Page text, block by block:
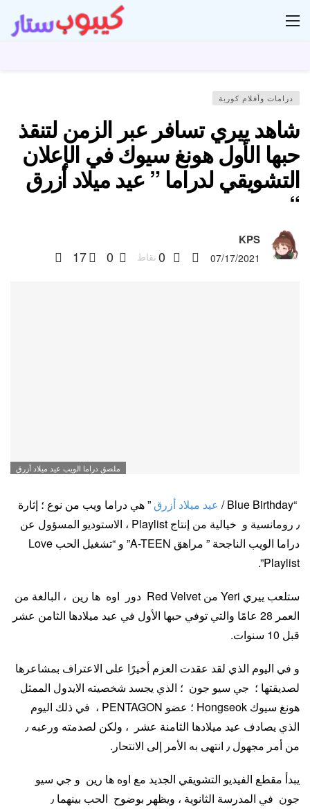
درامات وأفلام كورية
شاهد ييري تسافر عبر الزمن لتنقذ
حبها الأول هونغ سيوك في الإعلان
التشويقي لدراما ” عيد ميلاد أزرق
“
KPS
07/17/2021
0 نقاط 0
17
ملصق دراما الويب عيد ميلاد أزرق
“Blue Birthday / عيد ميلاد أزرق” هي دراما ويب من نوع ؛ إثارة
٫ رومانسية و خيالية من إنتاج Playlist ، الاستوديو المسؤول عن
دراما الويب الناجحة ” مراهق A-TEEN” و “تشغيل الحب Love
Playlist”.
ستلعب ييري Yeri من Red Velvet دور اوه ها رين ، البالغة من
العمر 28 عامًا والتي توفي حبها الأول في عيد ميلادها الثامن عشر
قبل 10 سنوات.
و في اليوم الذي لقد عقدت العزم أخيرًا على الاعتراف بمشاعرها
لصديقتها ؛ جي سيو جون ؛ الذي يجسد شخصيته الايدول الممثل
هونغ سيوك Hongseok ؛ عضو PENTAGON ، في ذلك اليوم
الذي يصادف عيد ميلادها الثامنة عشر ، ولكن لصدمته ورعبه ٫
من أمر مجهول ٫ انتهى به الأمر إلى الانتحار.
يبدأ مقطع الفيديو التشويقي الجديد مع اوه ها رين و جي سيو